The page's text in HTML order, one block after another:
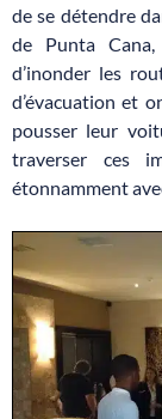
de se détendre
de Punta
d’inonder les
d’évacuation et
pousser leur
traverser ces
étonnamment